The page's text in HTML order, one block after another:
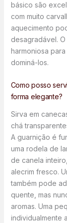
básico são
com muito
aquecimento
desagradável.
harmoniosa
dominá-los.
Como posso
forma elegante?
Sirva em
chá
A guarnição é
uma rodela de
de canela
alecrim fresco.
também pode
quente, mas
aromas. Uma
individualmente